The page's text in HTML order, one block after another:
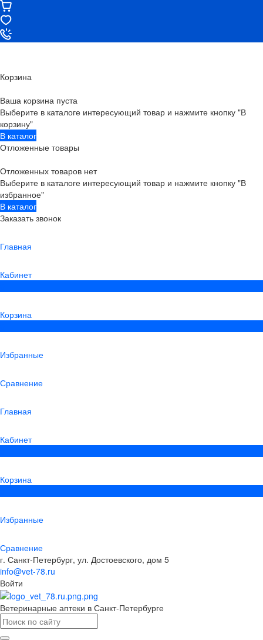
Корзина
Ваша корзина пуста
Выберите в каталоге интересующий товар и нажмите кнопку "В
корзину"
В каталог
Отложенные товары
Отложенных товаров нет
Выберите в каталоге интересующий товар и нажмите кнопку "В
избранное"
В каталог
Заказать звонок
Главная
Кабинет
Корзина
Избранные
Сравнение
Главная
Кабинет
Корзина
Избранные
Сравнение
г. Санкт-Петербург, ул. Достоевского, дом 5
info@vet-78.ru
Войти
Ветеринарные аптеки в Санкт-Петербурге